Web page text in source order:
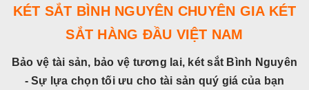
KÉT SẮT BÌNH NGUYÊN CHUYÊN GIA KÉT
SẮT HÀNG ĐẦU VIỆT NAM
Bảo vệ tài sản, bảo vệ tương lai, két sắt Bình Nguyên
- Sự lựa chọn tối ưu cho tài sản quý giá của bạn